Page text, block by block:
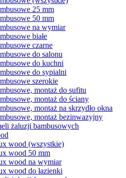
25 mm
50 mm
na wymiar
białe
czarne
do salonu
do kuchni
do sypialni
szerokie
montaż do sufitu
montaż do ściany
montaż na skrzydło okna
montaż bezinwazyjny
żaluzji bambusowych
wood (wszystkie)
wood 50 mm
wood na wymiar
wood do łazienki